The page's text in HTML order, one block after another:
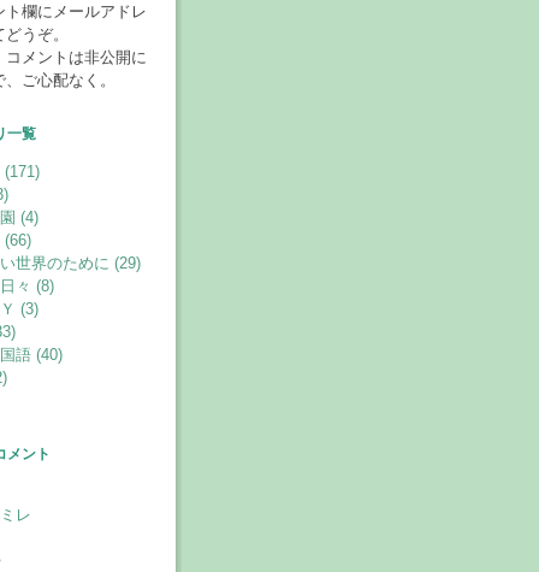
ト欄にメールアドレ
うぞ。
コメントは非公開に
ご心配なく。
一覧
(171)
(4)
(66)
世界のために (29)
々 (8)
(3)
語 (40)
メント
レ